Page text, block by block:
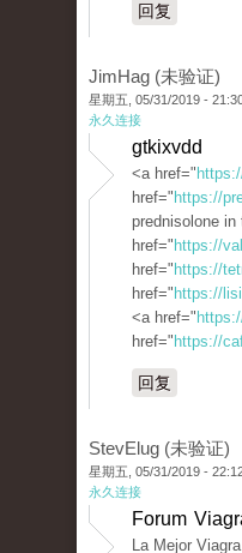
回复
JimHag (未验证)
星期五, 05/31/2019 -
永久连接
gtkixvdd
<a href="
href=" https://
prednisolone
href=" https://
href=" https://
href=" https://
<a href="
href=" https://
回复
StevElug (未验证)
星期五, 05/31/2019 -
永久连接
Forum
La Mejor